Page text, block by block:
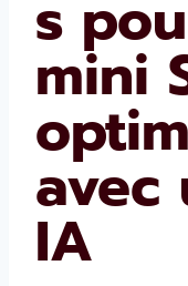
s
mini
avec
IA